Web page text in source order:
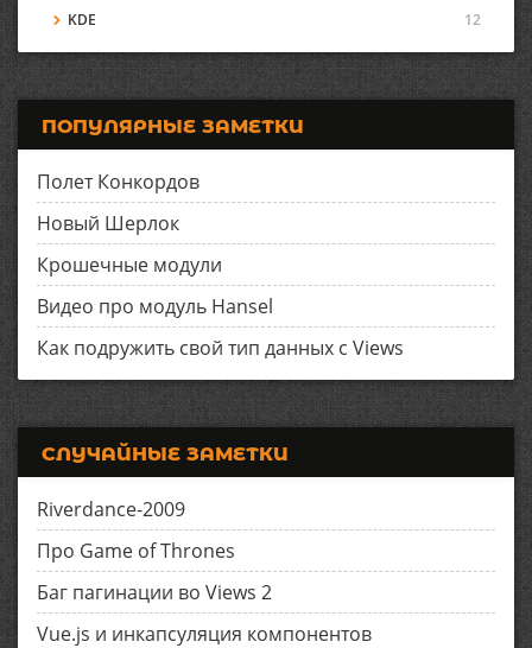
KDE
12
ПОПУЛЯРНЫЕ ЗАМЕТКИ
Полет Конкордов
Новый Шерлок
Крошечные модули
Видео про модуль Hansel
Как подружить свой тип данных с Views
СЛУЧАЙНЫЕ ЗАМЕТКИ
Riverdance-2009
Про Game of Thrones
Баг пагинации во Views 2
Vue.js и инкапсуляция компонентов